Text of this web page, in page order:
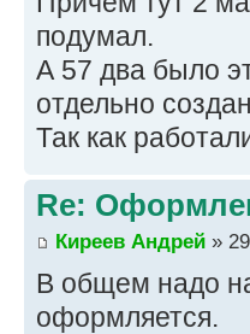
подумал.
А 57 два было
отдельно
Так как
Re:
Киреев Андрей »
В общем надо
оформляется.